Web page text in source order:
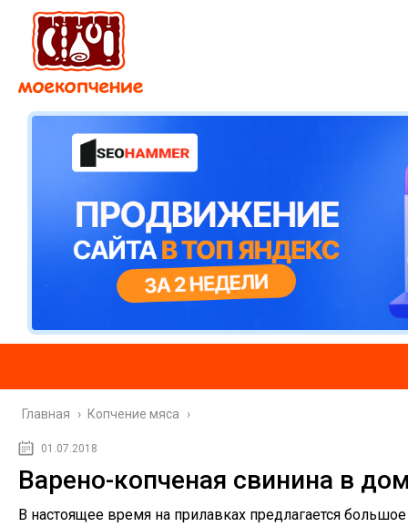
Главная › Копчение мяса ›
01.07.2018
Варено-копченая свинина в
В настоящее время на прилавках предлагается